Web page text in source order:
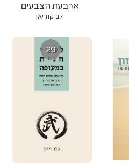
ארבעת הצבעים
בתקשורת בין אישית
לב קזריאן
29